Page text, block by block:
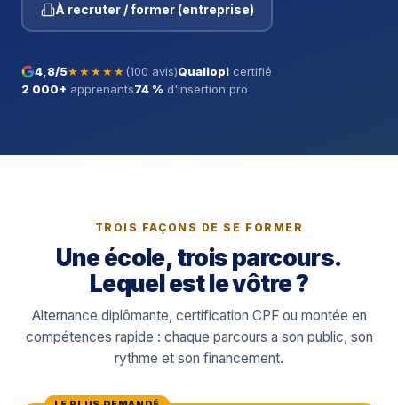
À recruter / former (entreprise)
4,8/5★★★★★ (100 avis)Qualiopi certifié
2 000+ apprenants74 % d'insertion pro
TROIS FAÇONS DE SE FORMER
Une école, trois parcours.
Lequel est le vôtre ?
Alternance diplômante, certification CPF ou montée en
compétences rapide : chaque parcours a son public, son
rythme et son financement.